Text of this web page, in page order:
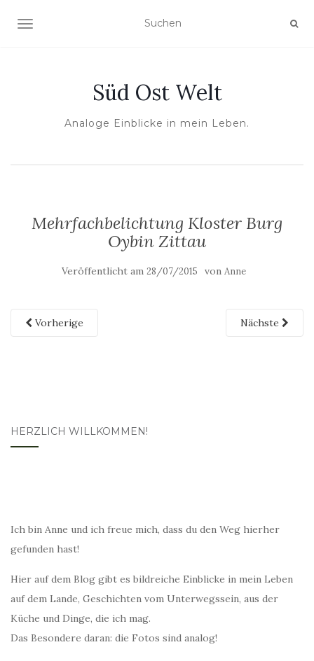
NAVIGATION UMSCHALTEN
Süd Ost Welt
Analoge Einblicke in mein Leben.
Mehrfachbelichtung Kloster Burg
Oybin Zittau
Veröffentlicht am 28/07/2015 von Anne
Vorherige Nächste
HERZLICH WILLKOMMEN!
Ich bin Anne und ich freue mich, dass du den Weg hierher
gefunden hast!
Hier auf dem Blog gibt es bildreiche Einblicke in mein Leben
auf dem Lande, Geschichten vom Unterwegssein, aus der
Küche und Dinge, die ich mag.
Das Besondere daran: die Fotos sind analog!